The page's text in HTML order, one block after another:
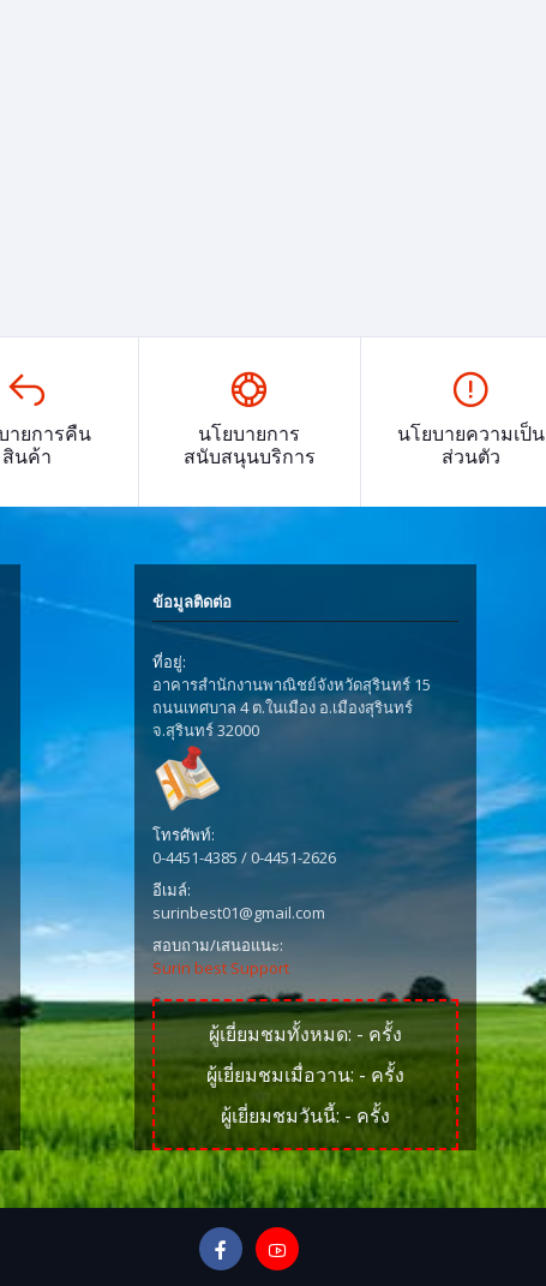
ายการคืน
สินค้า
นโยบายการ
สนับสนุนบริการ
นโยบายความเป็น
ส่วนตัว
ข้อมูลติดต่อ
ที่อยู่:
อาคารสำนักงานพาณิชย์จังหวัดสุรินทร์ 15
ถนนเทศบาล 4 ต.ในเมือง อ.เมืองสุรินทร์
จ.สุรินทร์ 32000
โทรศัพท์:
0-4451-4385 / 0-4451-2626
อีเมล์:
surinbest01@gmail.com
สอบถาม/เสนอแนะ:
Surin best Support
ผู้เยี่ยมชมทั้งหมด: - ครั้ง
ผู้เยี่ยมชมเมื่อวาน: -ครั้ง
ผู้เยี่ยมชมวันนี้: - ครั้ง